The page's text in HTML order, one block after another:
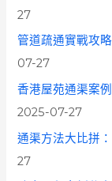
27
管道疏通實戰攻
07-27
香港屋苑通渠案
2025-07-27
通渠方法大比拼
27